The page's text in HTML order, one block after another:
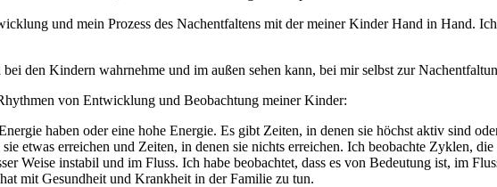
und mein Prozess des Nachentfaltens mit der meiner Kinder Hand in Hand.
den Kindern wahrnehme und im außen sehen kann, bei mir selbst zur
von Entwicklung und Beobachtung meiner Kinder:
haben oder eine hohe Energie. Es gibt Zeiten, in denen sie höchst aktiv sind
etwas erreichen und Zeiten, in denen sie nichts erreichen. Ich beobachte Zyklen,
Weise instabil und im Fluss. Ich habe beobachtet, dass es von Bedeutung ist, im
mit Gesundheit und Krankheit in der Familie zu tun.